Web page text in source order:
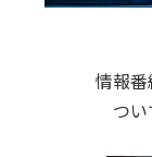
情報番
つい